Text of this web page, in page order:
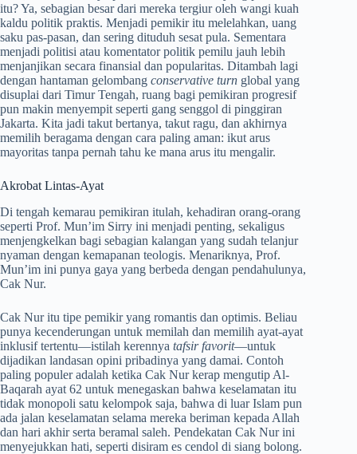
itu? Ya, sebagian besar dari mereka tergiur oleh wangi kuah
kaldu politik praktis. Menjadi pemikir itu melelahkan, uang
saku pas-pasan, dan sering dituduh sesat pula. Sementara
menjadi politisi atau komentator politik pemilu jauh lebih
menjanjikan secara finansial dan popularitas. Ditambah lagi
dengan hantaman gelombang conservative turn global yang
disuplai dari Timur Tengah, ruang bagi pemikiran progresif
pun makin menyempit seperti gang senggol di pinggiran
Jakarta. Kita jadi takut bertanya, takut ragu, dan akhirnya
memilih beragama dengan cara paling aman: ikut arus
mayoritas tanpa pernah tahu ke mana arus itu mengalir.
Akrobat Lintas-Ayat
Di tengah kemarau pemikiran itulah, kehadiran orang-orang
seperti Prof. Mun’im Sirry ini menjadi penting, sekaligus
menjengkelkan bagi sebagian kalangan yang sudah telanjur
nyaman dengan kemapanan teologis. Menariknya, Prof.
Mun’im ini punya gaya yang berbeda dengan pendahulunya,
Cak Nur.
Cak Nur itu tipe pemikir yang romantis dan optimis. Beliau
punya kecenderungan untuk memilah dan memilih ayat-ayat
inklusif tertentu—istilah kerennya tafsir favorit—untuk
dijadikan landasan opini pribadinya yang damai. Contoh
paling populer adalah ketika Cak Nur kerap mengutip Al-
Baqarah ayat 62 untuk menegaskan bahwa keselamatan itu
tidak monopoli satu kelompok saja, bahwa di luar Islam pun
ada jalan keselamatan selama mereka beriman kepada Allah
dan hari akhir serta beramal saleh. Pendekatan Cak Nur ini
menyejukkan hati, seperti disiram es cendol di siang bolong.